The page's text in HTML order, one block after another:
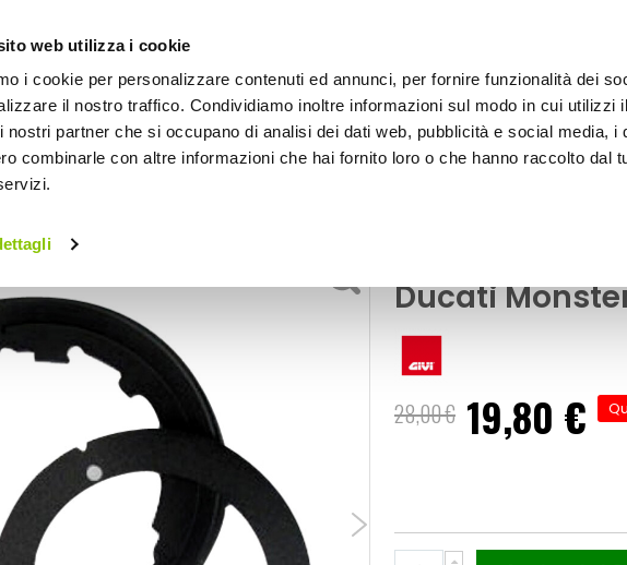
web utilizza i cookie
i cookie per personalizzare contenuti ed annunci, per fornire funzionalità dei
il nostro traffico. Condividiamo inoltre informazioni sul modo in cui utilizzi
nostri partner che si occupano di analisi dei dati web, pubblicità e social media, i
combinarle con altre informazioni che hai fornito loro o che hanno raccolto dal
OUTDOOR
Ducati
28,00 € Prezzo
speciale
19,80 €